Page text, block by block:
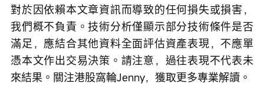
對於因依賴本文章資訊而導致的任何損失或損害，
我們概不負責。技術分析僅顯示部分技術條件是否
滿足，應結合其他資料全面評估資產表現，不應單
憑本文作出交易決策。請注意，過往表現不代表未
來結果。關注港股窩輪Jenny，獲取更多專業解讀。